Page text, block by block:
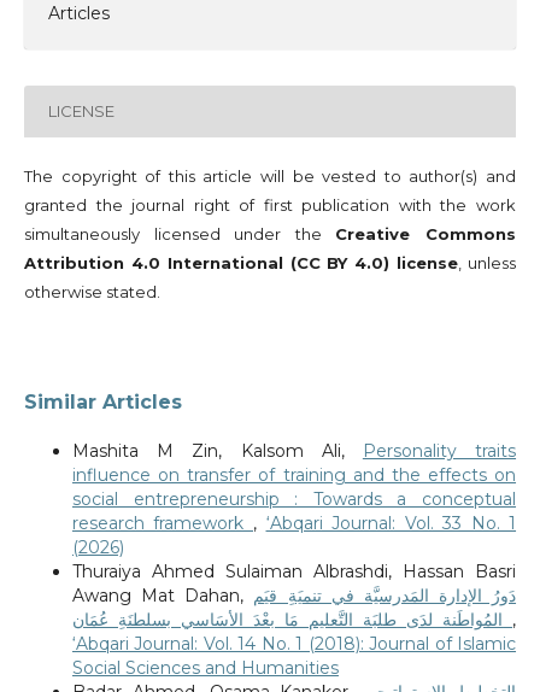
Articles
LICENSE
The copyright of this article will be vested to author(s) and
granted the journal right of first publication with the work
simultaneously licensed under the Creative Commons
Attribution 4.0 International (CC BY 4.0) license , unless
otherwise stated.
Similar Articles
Mashita M Zin, Kalsom Ali,
Personality traits
influence on transfer of training and the effects on
social entrepreneurship : Towards a conceptual
research framework , ‘Abqari Journal: Vol. 33 No. 1
(2026)
Thuraiya Ahmed Sulaiman Albrashdi, Hassan Basri
Awang Mat Dahan, دَورُ الإدارة المَدرسيَّة في تنميَةِ قيَم
,
‘Abqari Journal: Vol. 14 No. 1 (2018): Journal of Islamic
Social Sciences and Humanities